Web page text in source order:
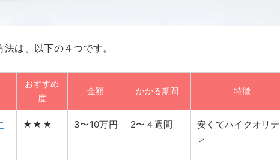
は、以下の４つです。
おすすめ
度
金額 かかる期間 特徴
★★★ 3〜10万円 2〜４週間
安くてハイクオリテ
ィ